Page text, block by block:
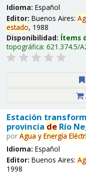
Idioma: Español
Editor: Buenos Aires:
estado, 1988
Disponibilidad: Ítems
topográfica: 621.374.5/
Estación
provincia deRío
por Agua y Energía
Idioma: Español
Editor: Buenos Aires:
1998